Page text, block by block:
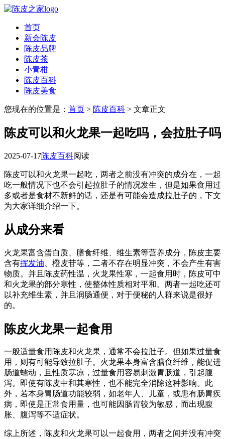
首页
新会陈皮
陈皮品牌
陈皮茶
小青柑
陈皮百科
陈皮美食
您现在的位置是： 首页 > 陈皮百科 > 文章正文
陈皮可以和火龙果一起吃吗，会拉肚子吗
2025-07-17陈皮百科阅读
陈皮可以和火龙果一起吃，两者之前没有冲突的成分在，一起
吃一般情况下也不会引起拉肚子的情况发生，但是如果食用过
多或者是食材不新鲜的话，还是有可能会造成拉肚子的，下文
为大家详细介绍一下。
从成分来看
火龙果富含蛋白质、膳食纤维、维生素等营养成分，陈皮主要
含有挥发油 、橙皮苷等，二者不存在明显冲突，不会产生有害
物质。并且陈皮药性温，火龙果性寒，一起食用时，陈皮可中
和火龙果的部分寒性，使整体性质相对平和。两者一起吃还可
以补充维生素，并且润肠通便，对于便秘的人群来说是很好
的。
陈皮火龙果一起食用
一般适量食用陈皮和火龙果，通常不会拉肚子。但如果过量食
用，则有可能导致拉肚子。火龙果本身富含膳食纤维，能促进
肠道蠕动，且性质寒凉，过量食用容易刺激胃肠道，引起腹
泻。即使有陈皮中和其寒性，也不能完全消除这种影响。此
外，若本身胃肠道功能较弱，如老年人、儿童，或患有肠胃疾
病，即使是正常食用量，也可能因肠胃较为敏感，而出现腹
胀、腹泻等不适症状。
综上所述，陈皮和火龙果可以一起食用，两者之间并没有冲突